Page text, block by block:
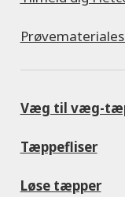
Væg til væg-
Tæppefliser
Løse tæpper